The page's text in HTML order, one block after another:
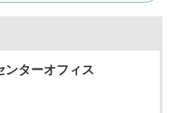
ンターオフィス